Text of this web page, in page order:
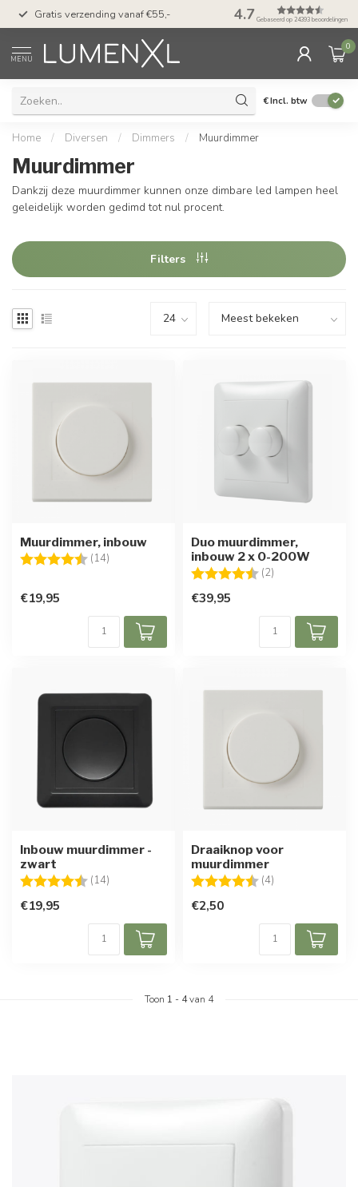
Gratis verzending vanaf €55,- 50 dagen
met Klarna
4.7 Gebaseerd op 24393 beoordelingen
MENU
0
€Incl. btw
Home / Diversen / Dimmers / Muurdimmer
Muurdimmer
Dankzij deze muurdimmer kunnen onze dimbare led lampen heel
geleidelijk worden gedimd tot nul procent.
Filters
Muurdimmer, inbouw
Beoordeling: (14)
€19,95
Duo muurdimmer,
inbouw 2 x 0-200W
Beoordeling: (2)
€39,95
Inbouw muurdimmer -
zwart
Beoordeling: (14)
€19,95
Draaiknop voor
muurdimmer
Beoordeling: (4)
€2,50
Toon 1 - 4van 4